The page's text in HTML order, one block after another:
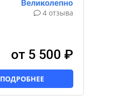
4 отзыва
от 5 500 ₽
ПОДРОБНЕЕ